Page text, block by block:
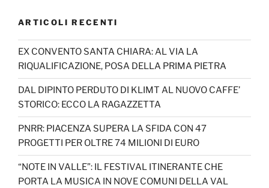
ARTICOLI RECENTI
EX CONVENTO SANTA CHIARA: AL VIA LA
RIQUALIFICAZIONE, POSA DELLA PRIMA PIETRA
DAL DIPINTO PERDUTO DI KLIMT AL NUOVO CAFFE’
STORICO: ECCO LA RAGAZZETTA
PNRR: PIACENZA SUPERA LA SFIDA CON 47
PROGETTI PER OLTRE 74 MILIONI DI EURO
“NOTE IN VALLE”: IL FESTIVAL ITINERANTE CHE
PORTA LA MUSICA IN NOVE COMUNI DELLA VAL